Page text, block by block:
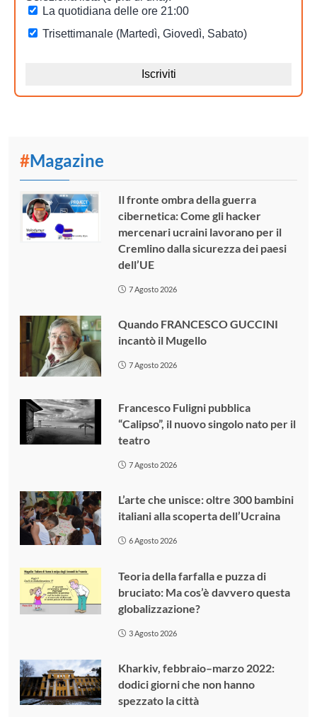
#Magazine
Il fronte ombra della guerra
cibernetica: Come gli hacker
mercenari ucraini lavorano per il
Cremlino dalla sicurezza dei paesi
dell’UE
7 Agosto 2026
Quando FRANCESCO GUCCINI
incantò il Mugello
7 Agosto 2026
Francesco Fuligni pubblica
“Calipso”, il nuovo singolo nato per il
teatro
7 Agosto 2026
L’arte che unisce: oltre 300 bambini
italiani alla scoperta dell’Ucraina
6 Agosto 2026
Teoria della farfalla e puzza di
bruciato: Ma cos’è davvero questa
globalizzazione?
3 Agosto 2026
Kharkiv, febbraio–marzo 2022:
dodici giorni che non hanno
spezzato la città